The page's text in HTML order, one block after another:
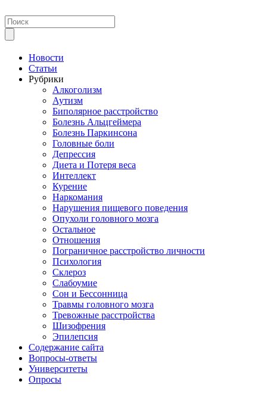
Новости
Статьи
Рубрики
Алкоголизм
Аутизм
Биполярное расстройство
Болезнь Альцгеймера
Болезнь Паркинсона
Головные боли
Депрессия
Диета и Потеря веса
Интеллект
Курение
Наркомания
Нарушения пищевого поведения
Опухоли головного мозга
Остальное
Отношения
Пограничное расстройство личности
Психология
Склероз
Слабоумие
Сон и Бессонница
Травмы головного мозга
Тревожные расстройства
Шизофрения
Эпилепсия
Содержание сайта
Вопросы-ответы
Университеты
Опросы